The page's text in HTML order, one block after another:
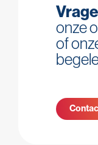
onze
of